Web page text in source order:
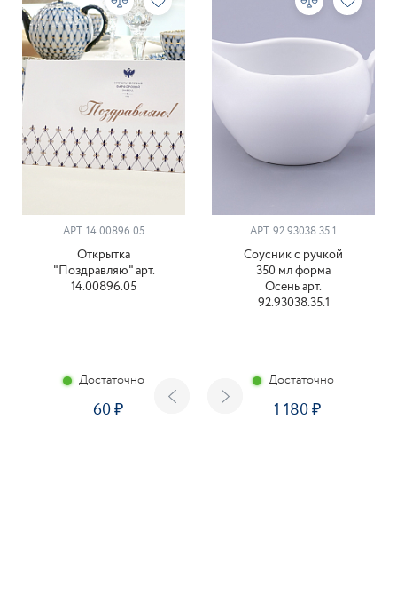
АРТ. 14.00896.05
Открытка
"Поздравляю" арт.
14.00896.05
Достаточно
60
АРТ. 92.93038.35.1
Соусник с ручкой
350 мл форма
Осень арт.
92.93038.35.1
Достаточно
1 180